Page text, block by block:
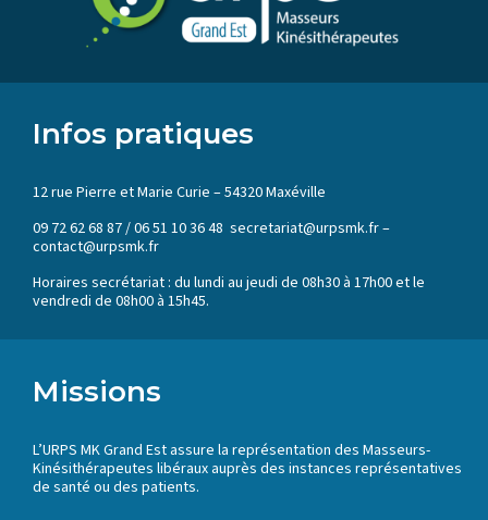
Infos pratiques
12 rue Pierre et Marie Curie – 54320 Maxéville
09 72 62 68 87 / 06 51 10 36 48 secretariat@urpsmk.fr –
contact@urpsmk.fr
Horaires secrétariat : du lundi au jeudi de 08h30 à 17h00 et le
vendredi de 08h00 à 15h45.
Missions
L’URPS MK Grand Est assure la représentation des Masseurs-
Kinésithérapeutes libéraux auprès des instances représentatives
de santé ou des patients.